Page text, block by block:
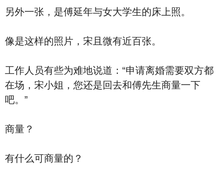
另外一张，是傅延年与女大学生的床上照。
像是这样的照片，宋且微有近百张。
工作人员有些为难地说道：“申请离婚需要双方都
在场，宋小姐，您还是回去和傅先生商量一下
吧。”
商量？
有什么可商量的？